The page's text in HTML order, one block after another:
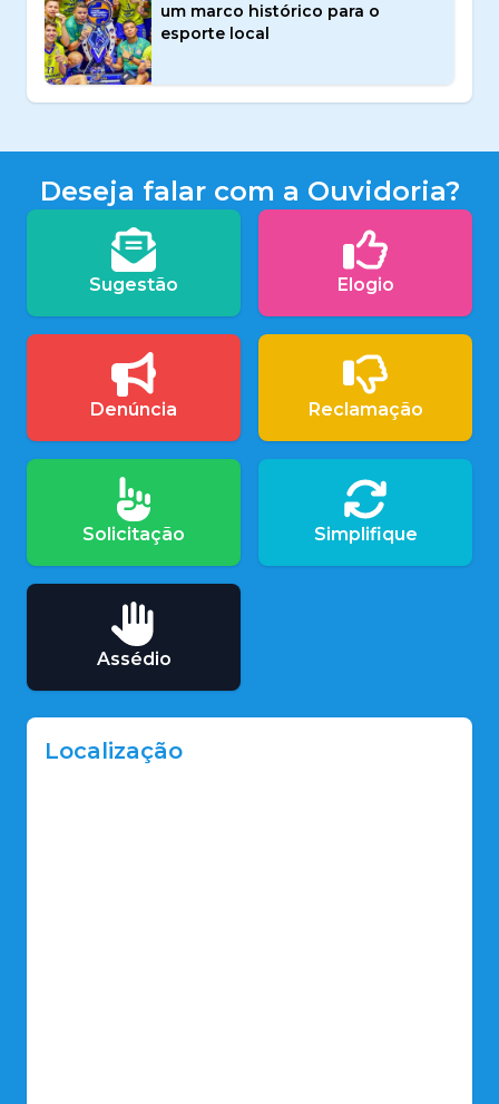
um marco histórico para o
esporte local
Deseja falar com a Ouvidoria?
Sugestão Elogio
Denúncia Reclamação
Solicitação Simplifique
Assédio
Localização